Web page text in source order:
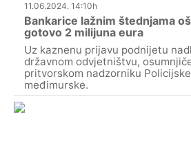
11.06.2024. 14:10h
Bankarice lažnim štednjama
gotovo 2 milijuna eura
Uz kaznenu prijavu podnijetu
državnom odvjetništvu,
pritvorskom nadzorniku
međimurske.